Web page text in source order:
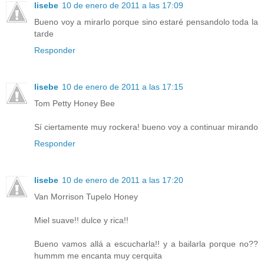
lisebe 10 de enero de 2011 a las 17:09
Bueno voy a mirarlo porque sino estaré pensandolo toda la
tarde
Responder
lisebe 10 de enero de 2011 a las 17:15
Tom Petty Honey Bee
Sí ciertamente muy rockera! bueno voy a continuar mirando
Responder
lisebe 10 de enero de 2011 a las 17:20
Van Morrison Tupelo Honey
Miel suave!! dulce y rica!!
Bueno vamos allá a escucharla!! y a bailarla porque no??
hummm me encanta muy cerquita